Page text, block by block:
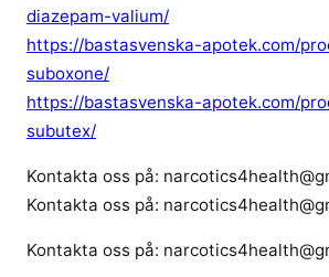
diazepam-valium/
https://bastasvenska-apotek.com/
suboxone/
https://bastasvenska-apotek.com/
subutex/
Kontakta oss på:
Kontakta oss på:
Kontakta oss på: